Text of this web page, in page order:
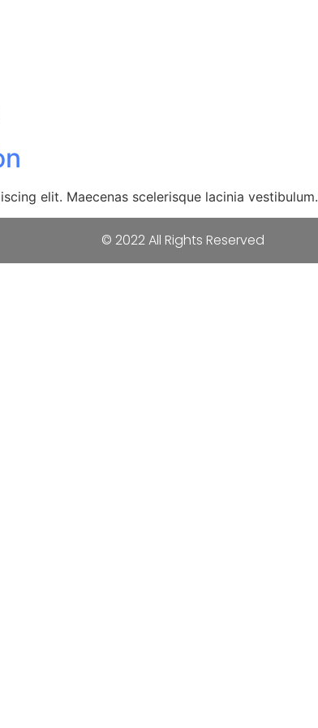
elit. Maecenas scelerisque lacinia vestibulum.
© 2022 All Rights Reserved